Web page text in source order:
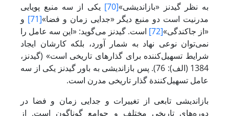
به نظر گیدنز «بازاندیشی»[70]
یکی از سه منبع پویایی
مدرنیت است دو منبع دیگر «جدایی زمان و فضا»[71]
و
«از جاکندگی»[72]
است. گیدنز می‌گوید: «این سه عامل را
نمی‌توان نوعی نهاد به شمار آورد، بلکه کارشان ایجاد
شرایط تسهیل‌کننده برای گذارهای تاریخی است» (گیدنز،
1384 (الف): 76). پس بازاندیشی به باور گیدنز یکی از سه
عامل تسهیل‌کنندة گذار تاریخی مدرن است.
بازاندیشی تابعی از تغییرات و جدایی زمان و فضا در
دوره‌های تاریخی مختلف و جوامع گوناگون است. از